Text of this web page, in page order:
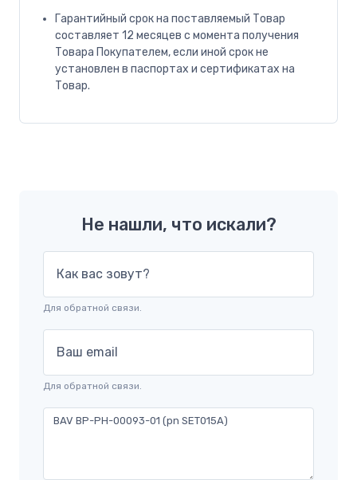
Гарантийный срок на поставляемый Товар
составляет 12 месяцев с момента получения
Товара Покупателем, если иной срок не
установлен в паспортах и сертификатах на
Товар.
Не нашли, что искали?
Как вас зовут?
Для обратной связи.
Ваш email
Для обратной связи.